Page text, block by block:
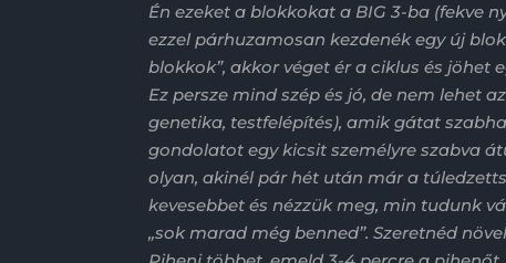
Én ezeket a blokkokat a BIG 3-ba (fekve
ezzel párhuzamosan kezdenék egy új
blokkok”, akkor véget ér a ciklus és
Ez persze mind szép és jó, de nem lehet
genetika, testfelépítés), amik gátat
gondolatot egy kicsit személyre szabva
olyan, akinél pár hét után már a
kevesebbet és nézzük meg, min tudunk
„sok marad még benned”. Szeretnéd